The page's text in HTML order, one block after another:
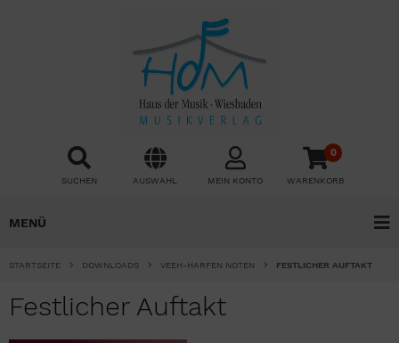
SUCHEN AUSWAHL MEIN KONTO
0
WARENKORB
MENÜ
STARTSEITE DOWNLOADS VEEH-HARFEN NOTEN FESTLICHER AUFTAKT
Festlicher Auftakt